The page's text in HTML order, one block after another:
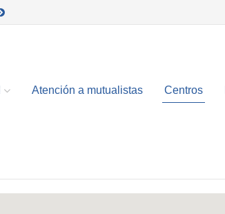
Atención a mutualistas Centros